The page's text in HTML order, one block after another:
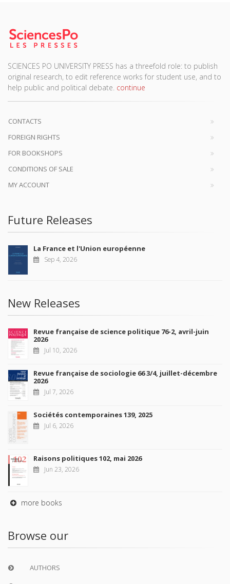
SCIENCES PO UNIVERSITY PRESS has a threefold role: to publish
original research, to edit reference works for student use, and to
help public and political debate. continue
CONTACTS
FOREIGN RIGHTS
FOR BOOKSHOPS
CONDITIONS OF SALE
MY ACCOUNT
Future Releases
La France et l'Union européenne
Sep 4, 2026
New Releases
Revue française de science politique 76-2, avril-juin
2026
Jul 10, 2026
Revue française de sociologie 66 3/4, juillet-décembre
2026
Jul 7, 2026
Sociétés contemporaines 139, 2025
Jul 6, 2026
Raisons politiques 102, mai 2026
Jun 23, 2026
more books
Browse our
AUTHORS